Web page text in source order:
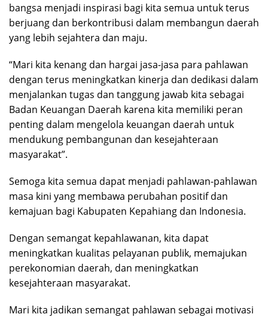
bangsa menjadi inspirasi bagi kita semua untuk terus
berjuang dan berkontribusi dalam membangun daerah
yang lebih sejahtera dan maju.
“Mari kita kenang dan hargai jasa-jasa para pahlawan
dengan terus meningkatkan kinerja dan dedikasi dalam
menjalankan tugas dan tanggung jawab kita sebagai
Badan Keuangan Daerah karena kita memiliki peran
penting dalam mengelola keuangan daerah untuk
mendukung pembangunan dan kesejahteraan
masyarakat”.
Semoga kita semua dapat menjadi pahlawan-pahlawan
masa kini yang membawa perubahan positif dan
kemajuan bagi Kabupaten Kepahiang dan Indonesia.
Dengan semangat kepahlawanan, kita dapat
meningkatkan kualitas pelayanan publik, memajukan
perekonomian daerah, dan meningkatkan
kesejahteraan masyarakat.
Mari kita jadikan semangat pahlawan sebagai motivasi